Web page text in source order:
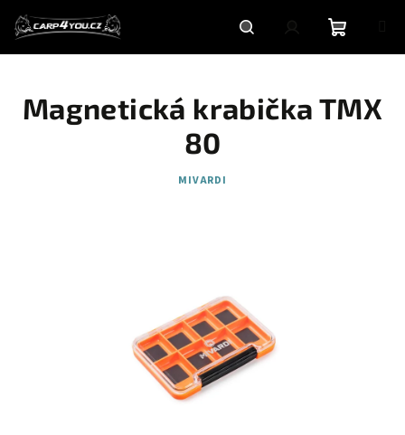
obsah
HledatPřihlášeníNákupní
košík
Magnetická krabička TMX
80
MIVARDI